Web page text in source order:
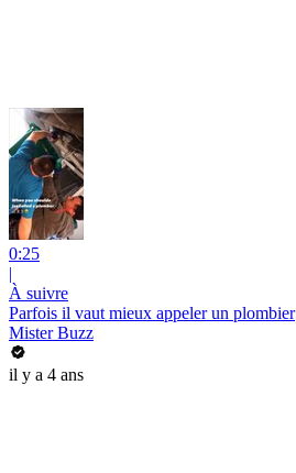
0:25
|
À suivre
Parfois il vaut mieux appeler un plombier
Mister Buzz
il y a 4 ans